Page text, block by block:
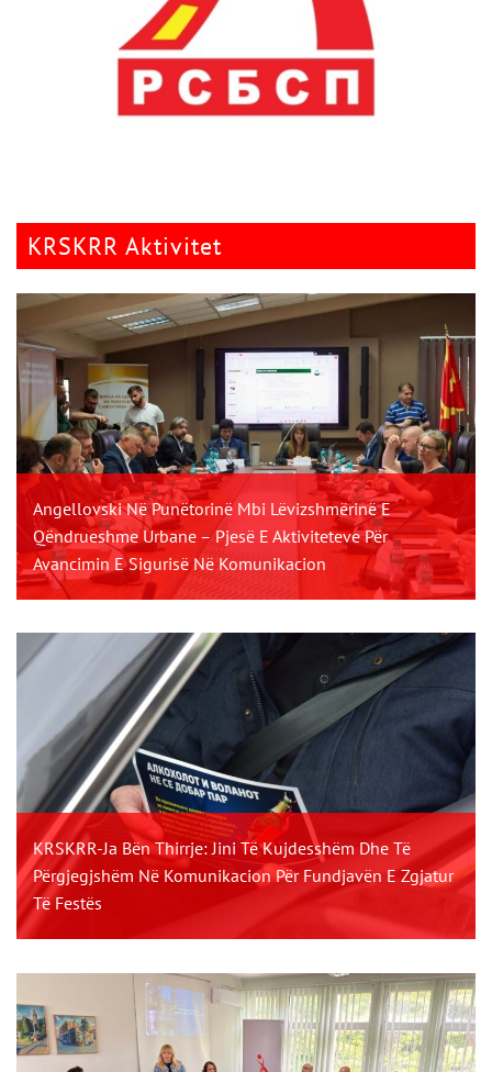
KRSKRR Aktivitet
Angellovski Në Punëtorinë Mbi Lëvizshmërinë E
Qëndrueshme Urbane – Pjesë E Aktiviteteve Për
Avancimin E Sigurisë Në Komunikacion
KRSKRR-Ja Bën Thirrje: Jini Të Kujdesshëm Dhe Të
Përgjegjshëm Në Komunikacion Për Fundjavën E Zgjatur
Të Festës